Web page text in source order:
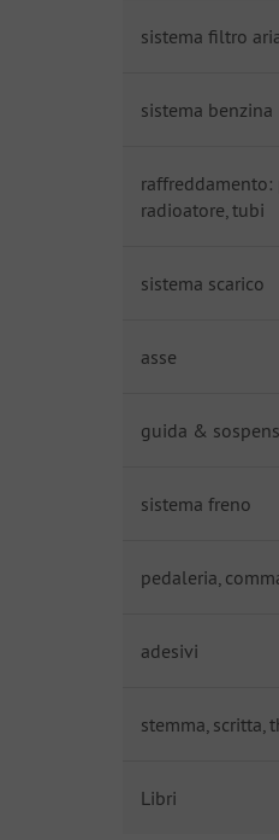
sistema filtro
sistema benzina
raffreddamento:
radioatore, tubi
sistema scarico
asse
guida &
sistema freno
pedaleria,
adesivi
stemma, scritta,
Libri